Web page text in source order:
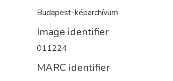
Budapest-képarchívum
Image identifier
011224
MARC identifier